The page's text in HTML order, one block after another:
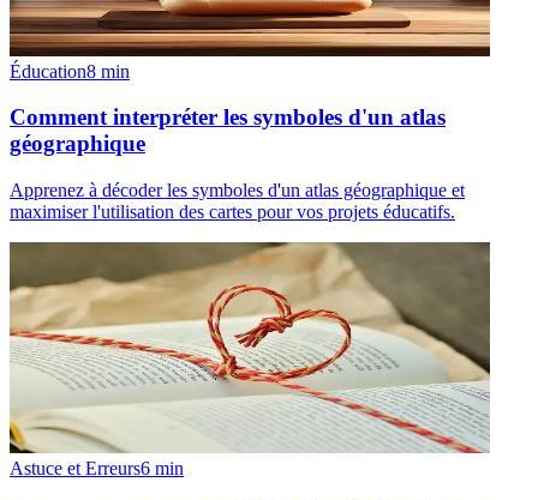
Éducation8 min
Comment interpréter les symboles d'un atlas
géographique
Apprenez à décoder les symboles d'un atlas géographique et
maximiser l'utilisation des cartes pour vos projets éducatifs.
Astuce et Erreurs6 min